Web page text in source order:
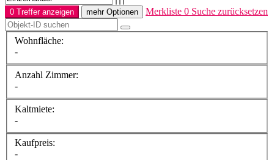
0 Treffer anzeigen mehr Optionen Merkliste 0 Suche zurücksetzen
Wohnfläche:
-
Anzahl Zimmer:
-
Kaltmiete:
-
Kaufpreis:
-